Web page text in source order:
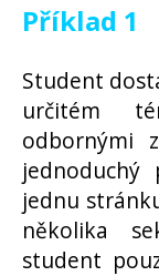
Příklad 1
Student
určitém
odbornými
jednu
několika
student